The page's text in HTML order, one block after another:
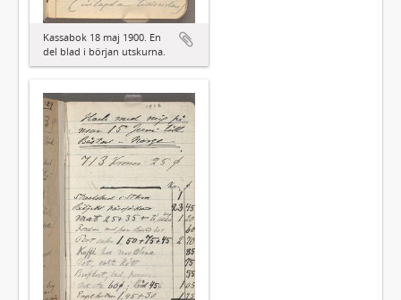
Kassabok 18 maj 1900. En
del blad i början utskurna.